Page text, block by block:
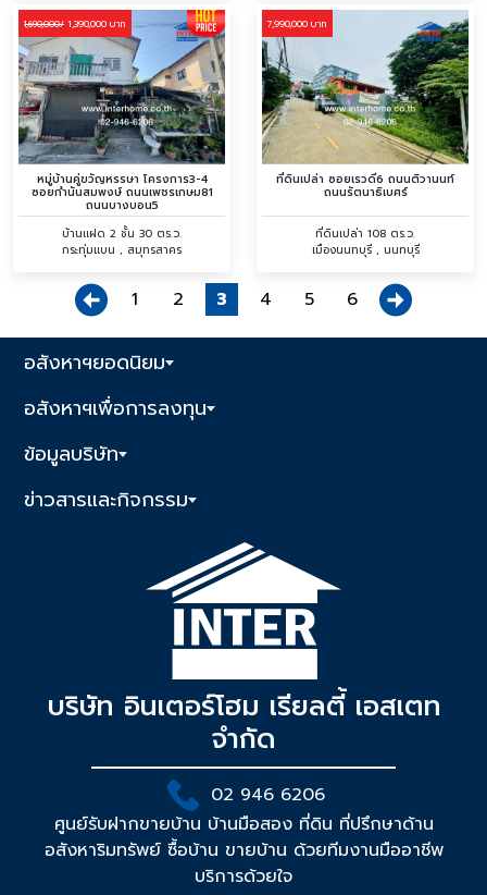
1,690,000/ 1,390,000 บาท
หมู่บ้านคู่ขวัญหรรษา โครงการ3-4
ซอยกำนันสมพงษ์ ถนนเพชรเกษม81
ถนนบางบอน5
บ้านเเฝด 2 ชั้น 30 ตร.ว.
กระทุ่มแบน , สมุทรสาคร
7,990,000 บาท
ที่ดินเปล่า ซอยเรวดี6 ถนนติวานนท์
ถนนรัตนาธิเบศร์
ที่ดินเปล่า 108 ตร.ว.
เมืองนนทบุรี , นนทบุรี
1 2 3 4 5 6
อสังหาฯยอดนิยม
อสังหาฯเพื่อการลงทุน
ข้อมูลบริษัท
ข่าวสารและกิจกรรม
บริษัท อินเตอร์โฮม เรียลตี้ เอสเตท
จำกัด
02 946 6206
ศูนย์รับฝากขายบ้าน บ้านมือสอง ที่ดิน ที่ปรึกษาด้าน
อสังหาริมทรัพย์ ซื้อบ้าน ขายบ้าน ด้วยทีมงานมืออาชีพ
บริการด้วยใจ